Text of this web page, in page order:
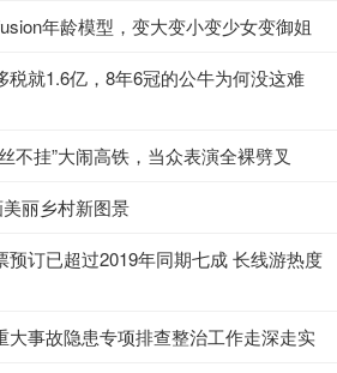
年龄模型，变大变小变少女变御姐
税就1.6亿，8年6冠的公牛为何没这难
不挂”大闹高铁，当众表演全裸劈叉
丽乡村新图景
预订已超过2019年同期七成 长线游热度
大事故隐患专项排查整治工作走深走实